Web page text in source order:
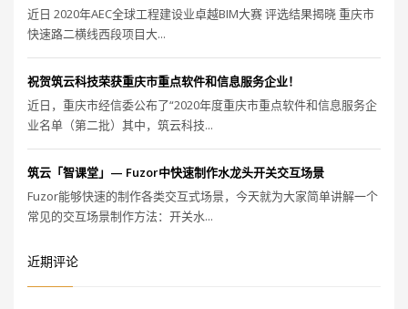
近日 2020年AEC全球工程建设业卓越BIM大赛 评选结果揭晓 重庆市
快速路二横线西段项目大...
祝贺筑云科技荣获重庆市重点软件和信息服务企业！
近日，重庆市经信委公布了“2020年度重庆市重点软件和信息服务企
业名单（第二批）其中，筑云科技...
筑云「智课堂」— Fuzor中快速制作水龙头开关交互场景
Fuzor能够快速的制作各类交互式场景，今天就为大家简单讲解一个
常见的交互场景制作方法：开关水...
近期评论